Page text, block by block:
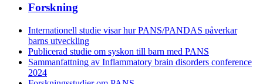
Forskning
Internationell studie visar hur PANS/PANDAS påverkar
barns utveckling
Publicerad studie om syskon till barn med PANS
Sammanfattning av Inflammatory brain disorders conference
2024